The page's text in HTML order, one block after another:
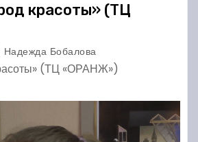
красоты» (ТЦ
Надежда Бобалова
(ТЦ «ОРАНЖ»)